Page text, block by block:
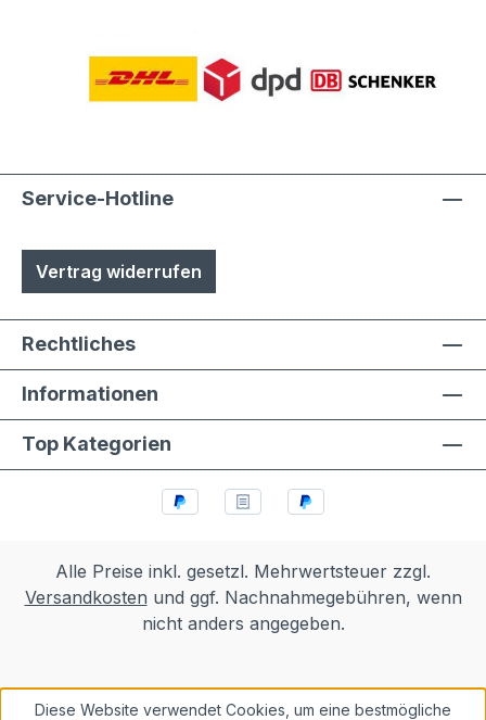
Service-Hotline
Vertrag widerrufen
Rechtliches
Informationen
Top Kategorien
Alle Preise inkl. gesetzl. Mehrwertsteuer zzgl.
Versandkosten und ggf. Nachnahmegebühren, wenn
nicht anders angegeben.
Diese Website verwendet Cookies, um eine bestmögliche